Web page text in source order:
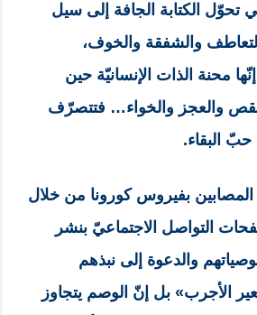
تحوّل الكتابة الجافة إلى سيل
والشفقة والخوف،
محنة الذات الإنسانيّة حين
والعجز والخواء… فتتصرّف
البقاء.
المصابين بفيروس كورونا من خلال
التواصل الاجتماعيّ بنشر
والدعوة إلى نبذهم
الأجرب» بل إنّ الوصم يتجاوز